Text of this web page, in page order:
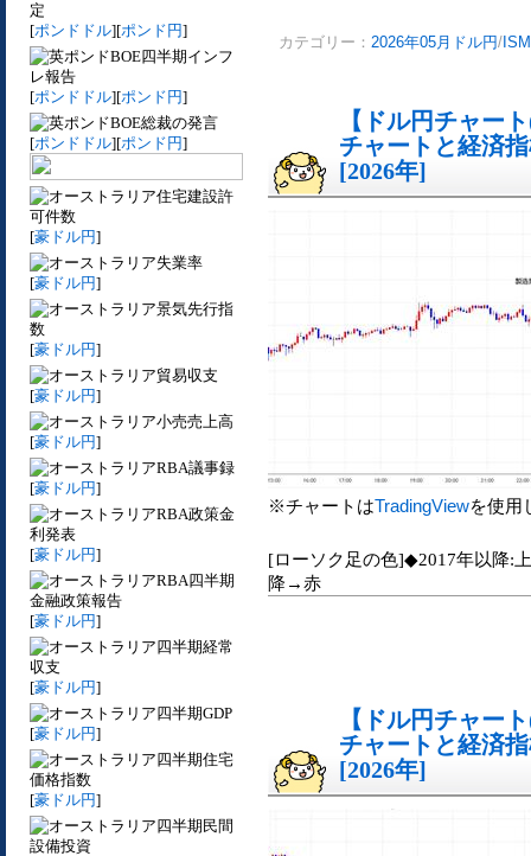
定
[ポンドドル][ポンド円]
BOE四半期インフ
レ報告
[ポンドドル][ポンド円]
BOE総裁の発言
[ポンドドル][ポンド円]
住宅建設許
可件数
[豪ドル円]
失業率
[豪ドル円]
景気先行指
数
[豪ドル円]
貿易収支
[豪ドル円]
小売売上高
[豪ドル円]
RBA議事録
[豪ドル円]
RBA政策金
利発表
[豪ドル円]
RBA四半期
金融政策報告
[豪ドル円]
四半期経常
収支
[豪ドル円]
四半期GDP
[豪ドル円]
四半期住宅
価格指数
[豪ドル円]
四半期民間
設備投資
カテゴリー： 2026年05月ドル円/
【ドル円チャー
チャートと経済
[2026年]
※チャートはTradingViewを使用
[ローソク足の色]◆2017年以降
降→赤
【ドル円チャー
チャートと経済
[2026年]